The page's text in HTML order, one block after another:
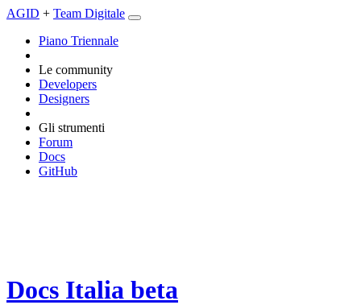
AGID + Team Digitale
Piano Triennale
Le community
Developers
Designers
Gli strumenti
Forum
Docs
GitHub
Docs Italia beta